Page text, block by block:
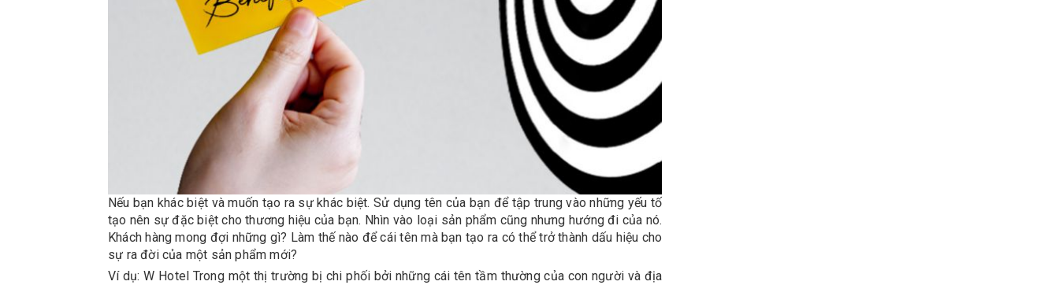
Nếu bạn khác biệt và muốn tạo ra sự khác biệt. Sử dụng tên của bạn để tập trung vào những yếu tố
tạo nên sự đặc biệt cho thương hiệu của bạn. Nhìn vào loại sản phẩm cũng nhưng hướng đi của nó.
Khách hàng mong đợi những gì? Làm thế nào để cái tên mà bạn tạo ra có thể trở thành dấu hiệu cho
sự ra đời của một sản phẩm mới?
Ví dụ: W Hotel Trong một thị trường bị chi phối bởi những cái tên tầm thường của con người và địa